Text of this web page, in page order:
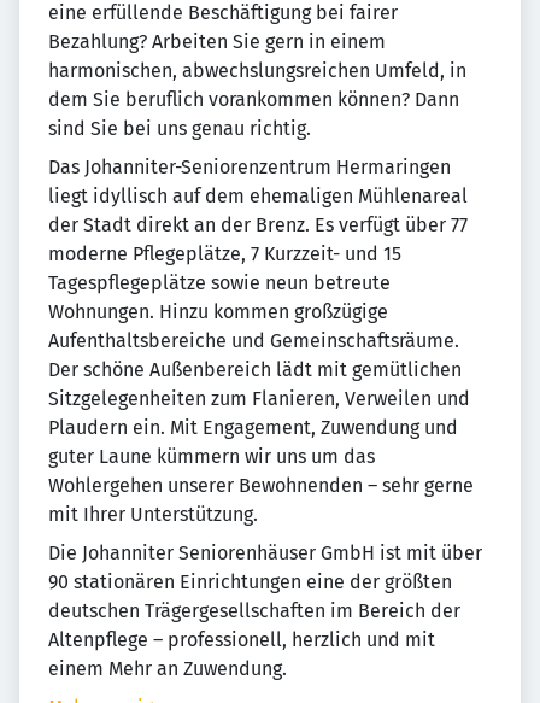
eine erfüllende Beschäftigung bei fairer
Bezahlung? Arbeiten Sie gern in einem
harmonischen, abwechslungsreichen Umfeld, in
dem Sie beruflich vorankommen können? Dann
sind Sie bei uns genau richtig.
Das Johanniter-Seniorenzentrum Hermaringen
liegt idyllisch auf dem ehemaligen Mühlenareal
der Stadt direkt an der Brenz. Es verfügt über 77
moderne Pflegeplätze, 7 Kurzzeit- und 15
Tagespflegeplätze sowie neun betreute
Wohnungen. Hinzu kommen großzügige
Aufenthaltsbereiche und Gemeinschaftsräume.
Der schöne Außenbereich lädt mit gemütlichen
Sitzgelegenheiten zum Flanieren, Verweilen und
Plaudern ein. Mit Engagement, Zuwendung und
guter Laune kümmern wir uns um das
Wohlergehen unserer Bewohnenden – sehr gerne
mit Ihrer Unterstützung.
Die Johanniter Seniorenhäuser GmbH ist mit über
90 stationären Einrichtungen eine der größten
deutschen Trägergesellschaften im Bereich der
Altenpflege – professionell, herzlich und mit
einem Mehr an Zuwendung.